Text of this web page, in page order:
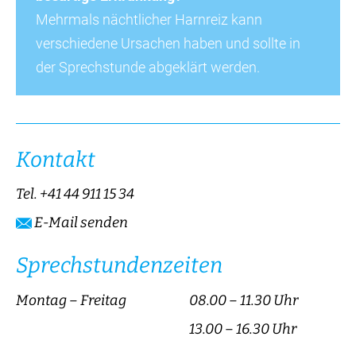
Mehrmals nächtlicher Harnreiz kann
verschiedene Ursachen haben und sollte in
der Sprechstunde abgeklärt werden.
Kontakt
Tel. +41 44 911 15 34
E-Mail senden
Sprechstundenzeiten
Montag – Freitag
08.00 – 11.30 Uhr
13.00 – 16.30 Uhr